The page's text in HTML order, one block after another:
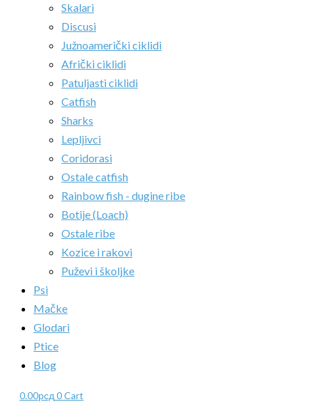
Skalari
Discusi
Južnoamerički ciklidi
Afrički ciklidi
Patuljasti ciklidi
Catfish
Sharks
Lepljivci
Coridorasi
Ostale catfish
Rainbow fish - dugine ribe
Botije (Loach)
Ostale ribe
Kozice i rakovi
Puževi i školjke
Psi
Mačke
Glodari
Ptice
Blog
0.00рсд 0Cart